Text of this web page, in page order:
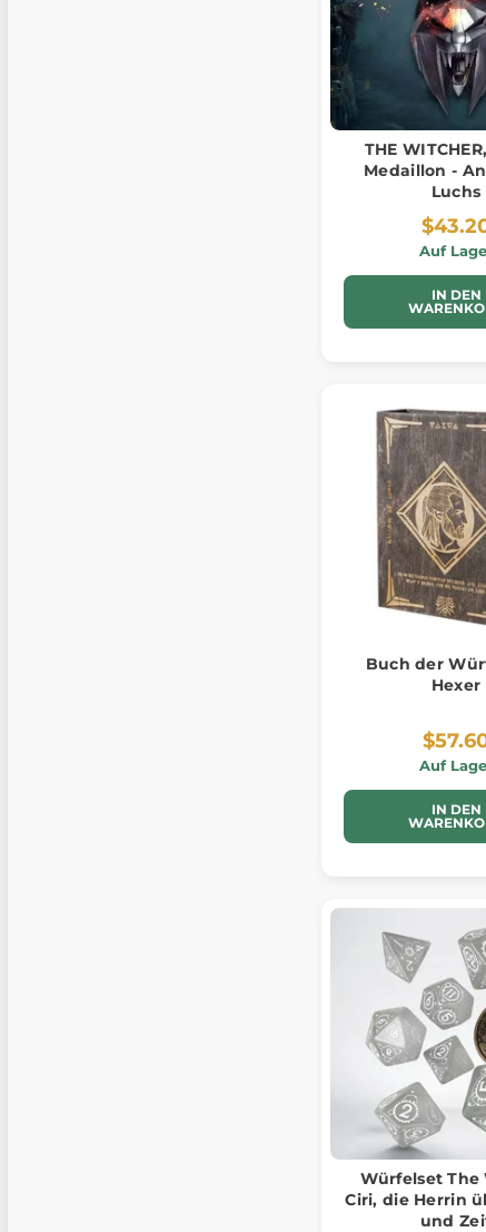
THE
Medaillon -
Luchs
Auf
IN DEN
Buch der
Hexer
Auf
IN DEN
Würfelset The
Ciri, die Herrin
und